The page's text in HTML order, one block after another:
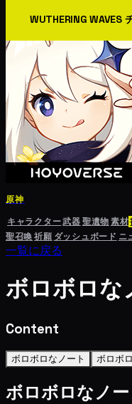
WUTHERING WAVES
原神
キャラクター武器聖遺物素材
聖召喚祈願 ダッシュボード ニ
一覧に戻る
ボロボロな
Content
ボロボロなノート ボロボ
ボロボロなノー